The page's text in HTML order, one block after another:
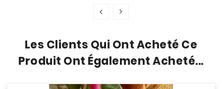
Les Clients Qui Ont Acheté Ce
Produit Ont Également Acheté...